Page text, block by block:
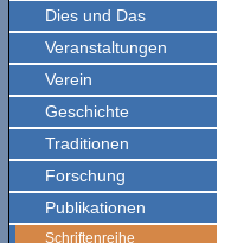
Dies und Das
Veranstaltungen
Verein
Geschichte
Traditionen
Forschung
Publikationen
Schriftenreihe